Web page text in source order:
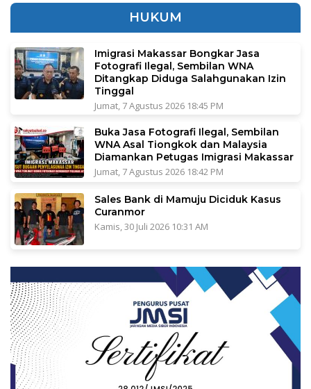
HUKUM
Imigrasi Makassar Bongkar Jasa
Fotografi Ilegal, Sembilan WNA
Ditangkap Diduga Salahgunakan Izin
Tinggal
Jumat, 7 Agustus 2026 18:45 PM
Buka Jasa Fotografi Ilegal, Sembilan
WNA Asal Tiongkok dan Malaysia
Diamankan Petugas Imigrasi Makassar
Jumat, 7 Agustus 2026 18:42 PM
Sales Bank di Mamuju Diciduk Kasus
Curanmor
Kamis, 30 Juli 2026 10:31 AM